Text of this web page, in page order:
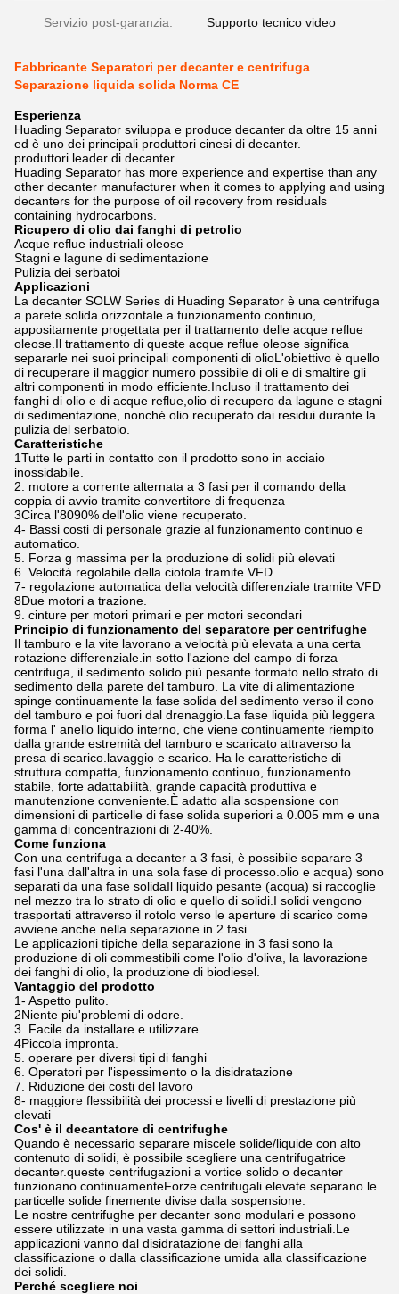
Servizio post-garanzia: Supporto tecnico video
Fabbricante Separatori per decanter e centrifuga
Separazione liquida solida Norma CE
Esperienza
Huading Separator sviluppa e produce decanter da oltre 15 anni
ed è uno dei principali produttori cinesi di decanter.
produttori leader di decanter.
Huading Separator has more experience and expertise than any
other decanter manufacturer when it comes to applying and using
decanters for the purpose of oil recovery from residuals
containing hydrocarbons.
Ricupero di olio dai fanghi di petrolio
Acque reflue industriali oleose
Stagni e lagune di sedimentazione
Pulizia dei serbatoi
Applicazioni
La decanter SOLW Series di Huading Separator è una centrifuga
a parete solida orizzontale a funzionamento continuo,
appositamente progettata per il trattamento delle acque reflue
oleose.Il trattamento di queste acque reflue oleose significa
separarle nei suoi principali componenti di olioL'obiettivo è quello
di recuperare il maggior numero possibile di oli e di smaltire gli
altri componenti in modo efficiente.Incluso il trattamento dei
fanghi di olio e di acque reflue,olio di recupero da lagune e stagni
di sedimentazione, nonché olio recuperato dai residui durante la
pulizia del serbatoio.
Caratteristiche
1Tutte le parti in contatto con il prodotto sono in acciaio
inossidabile.
2. motore a corrente alternata a 3 fasi per il comando della
coppia di avvio tramite convertitore di frequenza
3Circa l'80­90% dell'olio viene recuperato.
4- Bassi costi di personale grazie al funzionamento continuo e
automatico.
5. Forza g massima per la produzione di solidi più elevati
6. Velocità regolabile della ciotola tramite VFD
7- regolazione automatica della velocità differenziale tramite VFD
8Due motori a trazione.
9. cinture per motori primari e per motori secondari
Principio di funzionamento del separatore per centrifughe
Il tamburo e la vite lavorano a velocità più elevata a una certa
rotazione differenziale.in sotto l'azione del campo di forza
centrifuga, il sedimento solido più pesante formato nello strato di
sedimento della parete del tamburo. La vite di alimentazione
spinge continuamente la fase solida del sedimento verso il cono
del tamburo e poi fuori dal drenaggio.La fase liquida più leggera
forma l' anello liquido interno, che viene continuamente riempito
dalla grande estremità del tamburo e scaricato attraverso la
presa di scarico.lavaggio e scarico. Ha le caratteristiche di
struttura compatta, funzionamento continuo, funzionamento
stabile, forte adattabilità, grande capacità produttiva e
manutenzione conveniente.È adatto alla sospensione con
dimensioni di particelle di fase solida superiori a 0.005 mm e una
gamma di concentrazioni di 2-40%.
Come funziona
Con una centrifuga a decanter a 3 fasi, è possibile separare 3
fasi l'una dall'altra in una sola fase di processo.olio e acqua) sono
separati da una fase solidaIl liquido pesante (acqua) si raccoglie
nel mezzo tra lo strato di olio e quello di solidi.I solidi vengono
trasportati attraverso il rotolo verso le aperture di scarico come
avviene anche nella separazione in 2 fasi.
Le applicazioni tipiche della separazione in 3 fasi sono la
produzione di oli commestibili come l'olio d'oliva, la lavorazione
dei fanghi di olio, la produzione di biodiesel.
Vantaggio del prodotto
1- Aspetto pulito.
2Niente piu'problemi di odore.
3. Facile da installare e utilizzare
4Piccola impronta.
5. operare per diversi tipi di fanghi
6. Operatori per l'ispessimento o la disidratazione
7. Riduzione dei costi del lavoro
8- maggiore flessibilità dei processi e livelli di prestazione più
elevati
Cos' è il decantatore di centrifughe
Quando è necessario separare miscele solide/liquide con alto
contenuto di solidi, è possibile scegliere una centrifugatrice
decanter.queste centrifugazioni a vortice solido o decanter
funzionano continuamenteForze centrifugali elevate separano le
particelle solide finemente divise dalla sospensione.
Le nostre centrifughe per decanter sono modulari e possono
essere utilizzate in una vasta gamma di settori industriali.Le
applicazioni vanno dal disidratazione dei fanghi alla
classificazione o dalla classificazione umida alla classificazione
dei solidi.
Perché scegliere noi